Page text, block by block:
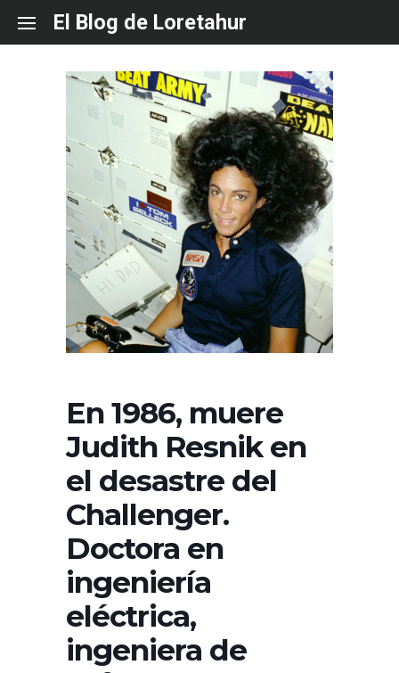
content
El Blog de Loretahur
En 1986, muere
Judith Resnik en
el desastre del
Challenger.
Doctora en
ingeniería
eléctrica,
ingeniera de